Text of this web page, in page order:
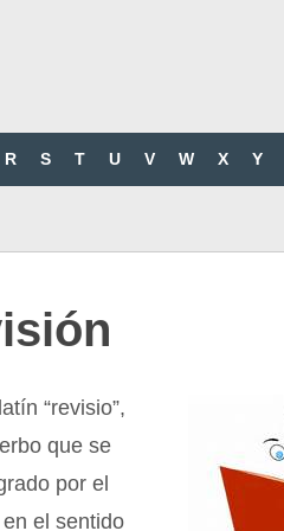
R S T U V W X Y
“revisio”,
que se
por el
en el sentido